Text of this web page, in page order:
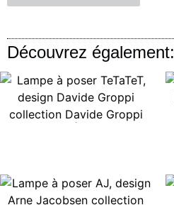
Découvrez également: